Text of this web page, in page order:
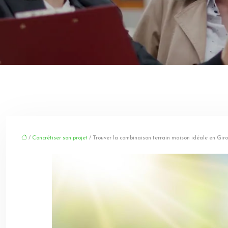
/ Concrétiser son projet / Trouver la combinaison terrain maison idéale en